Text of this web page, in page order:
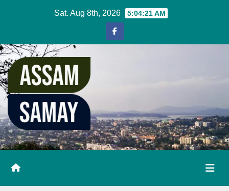
Sat. Aug 8th, 2026 5:04:21 AM